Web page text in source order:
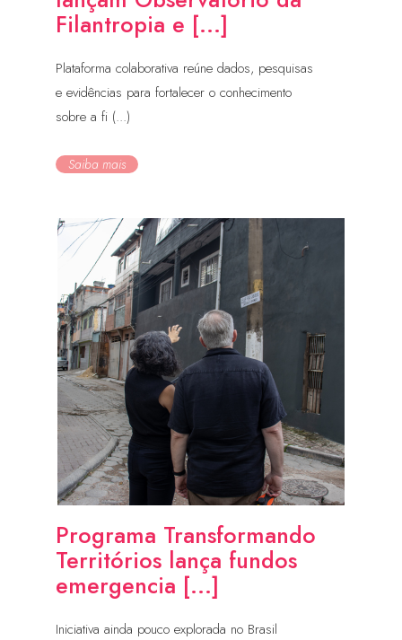
Filantropia e [...]
Plataforma colaborativa reúne dados, pesquisas
e evidências para fortalecer o conhecimento
sobre a fi (...)
Saiba mais
Programa Transformando
Territórios lança fundos
emergencia [...]
Iniciativa ainda pouco explorada no Brasil